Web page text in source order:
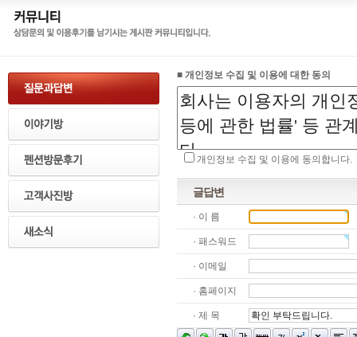
■ 개인정보 수집 및 이용에 대한 동의
개인정보 수집 및 이용에 동의합니다.
글답변
· 이 름
· 패스워드
· 이메일
· 홈페이지
· 제 목